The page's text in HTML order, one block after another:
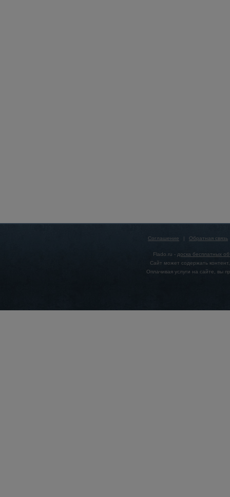
Соглашение | Обратная связь
Flado.ru - доска бесплатных
Сайт может содержать
Оплачивая услуги на сайте, вы